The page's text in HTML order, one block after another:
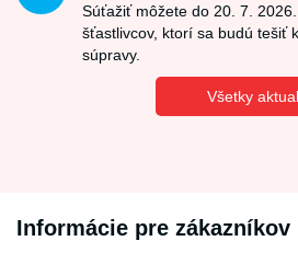
Súťažiť môžete do 20. 7.
šťastlivcov, ktorí sa budú tešiť
súpravy.
Všetky
Informácie pre zákazníkov